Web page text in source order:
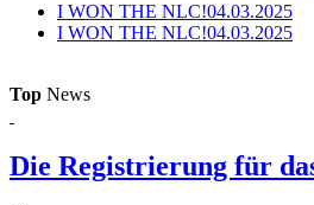
I WON THE NLC!04.03.2025
I WON THE NLC!04.03.2025
Top News
Die Registrierung für